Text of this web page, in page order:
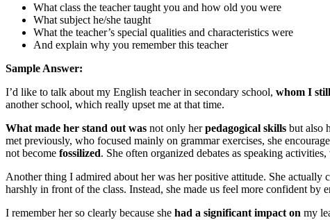
What class the teacher taught you and how old you were
What subject he/she taught
What the teacher’s special qualities and characteristics were
And explain why you remember this teacher
Sample Answer:
I’d like to talk about my English teacher in secondary school, whom I
another school, which really upset me at that time.
What made her stand out was not only herpedagogical skills but also
met previously, who focused mainly on grammar exercises, she
not become fossilized. She often organized debates as speaking
Another thing I admired about her was her positive attitude. She actually
harshly in front of the class. Instead, she made us feel more confident by
I remember her so clearly because she had a significant impact on my